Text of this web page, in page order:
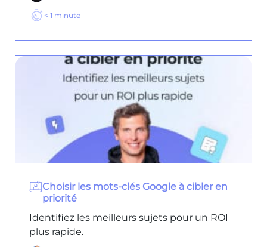
< 1 minute
Choisir les mots-clés Google à cibler en
priorité
Identifiez les meilleurs sujets pour un ROI
plus rapide.